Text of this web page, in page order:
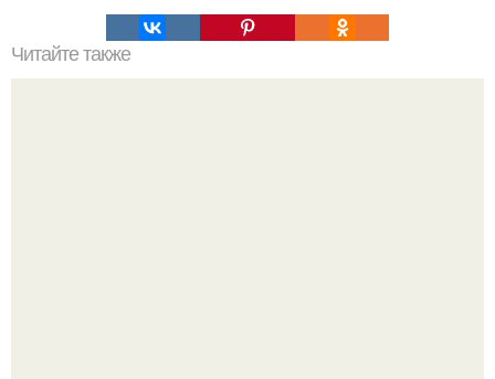
Читайте также